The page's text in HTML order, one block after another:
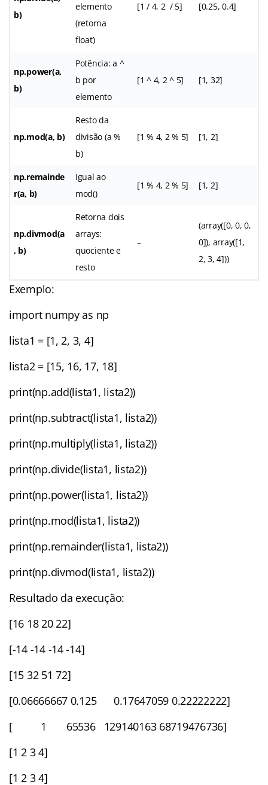
b)
elemento
(retorna
float)
[1 / 4, 2 / 5] [0.25, 0.4]
np.power(a,
b)
Potência: a ^
b por
elemento
[1 ^ 4, 2 ^ 5] [1, 32]
np.mod(a, b)
Resto da
divisão (a %
b)
[1 % 4, 2 % 5] [1, 2]
np.remainde
r(a, b)
Igual ao
mod()
[1 % 4, 2 % 5] [1, 2]
np.divmod(a
, b)
Retorna dois
arrays:
quociente e
resto
–
(array([0, 0, 0,
0]), array([1,
2, 3, 4]))
Exemplo:
import numpy as np
lista1 = [1, 2, 3, 4]
lista2 = [15, 16, 17, 18]
print(np.add(lista1, lista2))
print(np.subtract(lista1, lista2))
print(np.multiply(lista1, lista2))
print(np.divide(lista1, lista2))
print(np.power(lista1, lista2))
print(np.mod(lista1, lista2))
print(np.remainder(lista1, lista2))
print(np.divmod(lista1, lista2))
Resultado da execução:
[16 18 20 22]
[-14 -14 -14 -14]
[15 32 51 72]
[0.06666667 0.125 0.17647059 0.22222222]
[ 1 65536 129140163 68719476736]
[1 2 3 4]
[1 2 3 4]